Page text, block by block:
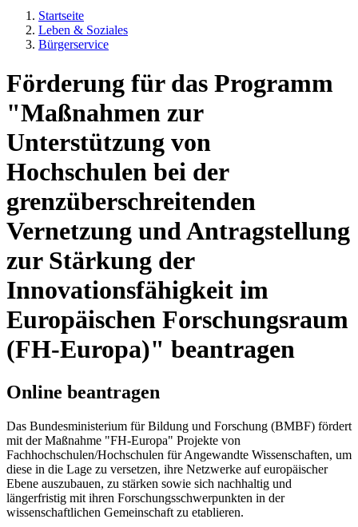
Startseite
Leben & Soziales
Bürgerservice
Förderung für das Programm
"Maßnahmen zur
Unterstützung von
Hochschulen bei der
grenzüberschreitenden
Vernetzung und Antragstellung
zur Stärkung der
Innovationsfähigkeit im
Europäischen Forschungsraum
(FH-Europa)" beantragen
Online beantragen
Das Bundesministerium für Bildung und Forschung (BMBF) fördert
mit der Maßnahme "FH-Europa" Projekte von
Fachhochschulen/Hochschulen für Angewandte Wissenschaften, um
diese in die Lage zu versetzen, ihre Netzwerke auf europäischer
Ebene auszubauen, zu stärken sowie sich nachhaltig und
längerfristig mit ihren Forschungsschwerpunkten in der
wissenschaftlichen Gemeinschaft zu etablieren.